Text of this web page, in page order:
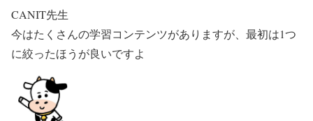
CANIT先生
今はたくさんの学習コンテンツがありますが、最初は1つ
に絞ったほうが良いですよ